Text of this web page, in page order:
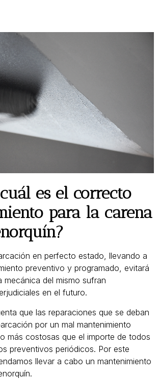
es el correcto
para la carena
en perfecto estado, llevando a
preventivo y programado, evitará
del mismo sufran
en el futuro.
que las reparaciones que se deban
por un mal mantenimiento
más costosas que el importe de todos
preventivos periódicos. Por este
llevar a cabo un mantenimiento